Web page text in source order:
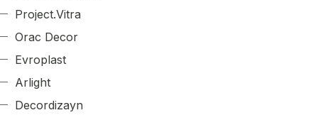
Project.Vitra
Orac Decor
Evroplast
Arlight
Decordizayn